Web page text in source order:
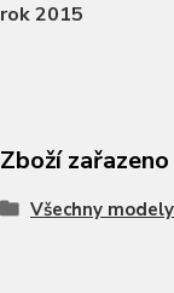
rok 2015
Zboží
Všechny modely